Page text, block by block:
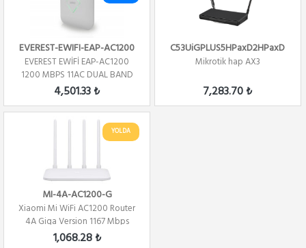
EVEREST-EWIFI-EAP-AC1200
EVEREST EWİFİ EAP-AC1200
1200 MBPS 11AC DUAL BAND
TAVAN KABLOSUZ R...
4,501.33 ₺
C53UiGPLUS5HPaxD2HPaxD
Mikrotik hap AX3
7,283.70 ₺
YOLDA
MI-4A-AC1200-G
Xiaomi Mi WiFi AC1200 Router
4A Giga Version 1167 Mbps
2.4G 5G Çif...
1,068.28 ₺